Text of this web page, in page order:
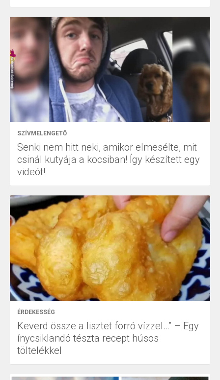
SZÍVMELENGETŐ
Senki nem hitt neki, amikor elmesélte, mit
csinál kutyája a kocsiban! Így készített egy
videót!
ÉRDEKESSÉG
Keverd össze a lisztet forró vízzel…” – Egy
ínycsiklandó tészta recept húsos
töltelékkel